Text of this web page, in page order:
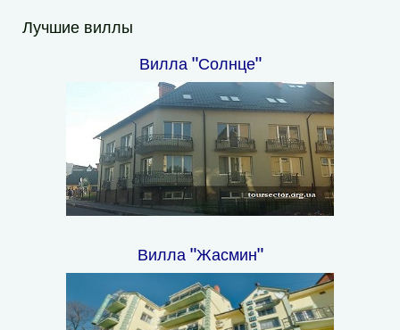
Лучшие виллы
Вилла "Солнце"
Вилла "Жасмин"